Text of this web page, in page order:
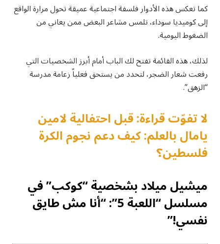
كما تعكس هذه الأدوار فلسفة اجتماعية عميقة تحول مرارة الواقع
إلى كوميديا سوداء، تلمس مشاعر البعض ممن يعاني من
الضغوط اليومية.
لذلك، هذه القائمة تفتح لك الباب أمام أبرز الشخصيات التي
رفعت شعار الضجر، لتحدد من يستحق فعلياً زعامة مدرسة
“الزهق”.
لا تفوّت قراءة: قبل احتفالية لامين
يامال بالعلم: كيف دعم نجوم الكرة
فلسطين؟
ميشيل ميلاد بشخصية “كوكب” في
مسلسل “اللعبة 5”: “أنا مش طايق
نفسي!”